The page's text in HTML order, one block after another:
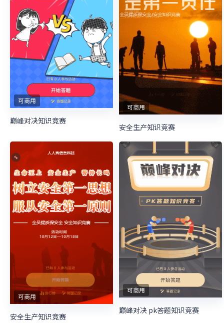
可商用
巅峰对决知识竞赛
可商用
安全生产知识竞赛
可商用
安全生产知识竞赛
可商用
巅峰对决 pk答题知识竞赛